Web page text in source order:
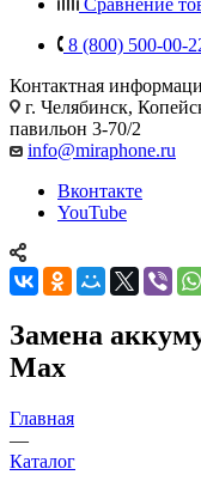
Сравнение
8 (800) 500-00-
Контактная
г. Челябинск,
павильон 3-70/2
info@miraphone.ru
Вконтакте
YouTube
Замена
Max
Главная
—
Каталог